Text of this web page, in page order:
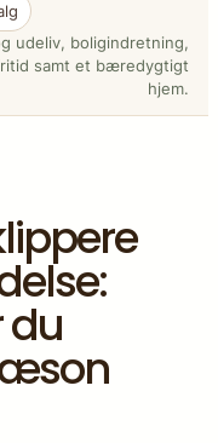
udeliv, boligindretning,
samt et bæredygtigt
hjem.
du